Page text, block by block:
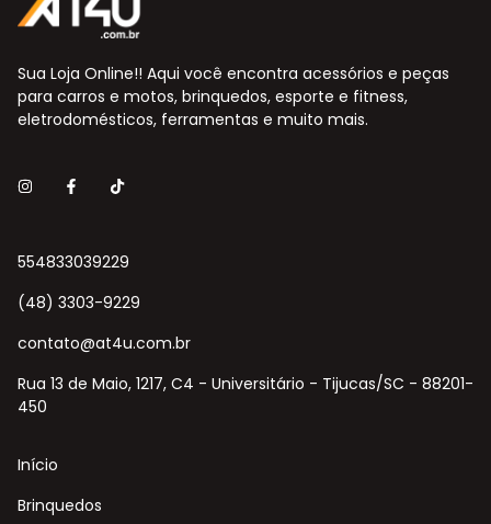
Sua Loja Online!! Aqui você encontra acessórios e peças
para carros e motos, brinquedos, esporte e fitness,
eletrodomésticos, ferramentas e muito mais.
554833039229
(48) 3303-9229
contato@at4u.com.br
Rua 13 de Maio, 1217, C4 - Universitário - Tijucas/SC - 88201-
450
Início
Brinquedos